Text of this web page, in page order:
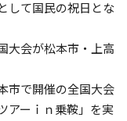
して国民の祝日とな
大会が松本市・上高
市で開催の全国大会
アーｉｎ乗鞍」を実